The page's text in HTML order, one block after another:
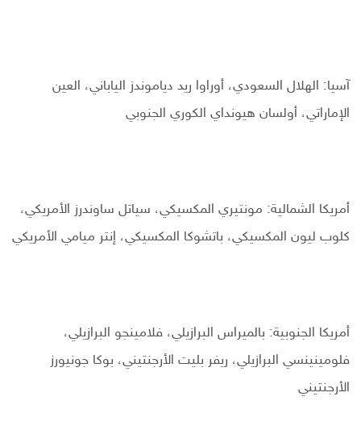
آسيا: الهلال السعودي، أوراوا ريد دياموندز الياباني، العين
الإماراتي، أولسان هيونداي الكوري الجنوبي
أمريكا الشمالية: مونتيري المكسيكي، سياتل ساوندرز الأمريكي،
كلوب ليون المكسيكي، باتشوكا المكسيكي، إنتر ميامي الأمريكي
أمريكا الجنوبية: بالميراس البرازيلي، فلامينجو البرازيلي،
فلومينينسي البرازيلي، ريفر بليت الأرجنتيني، بوكا جونيورز
الأرجنتيني